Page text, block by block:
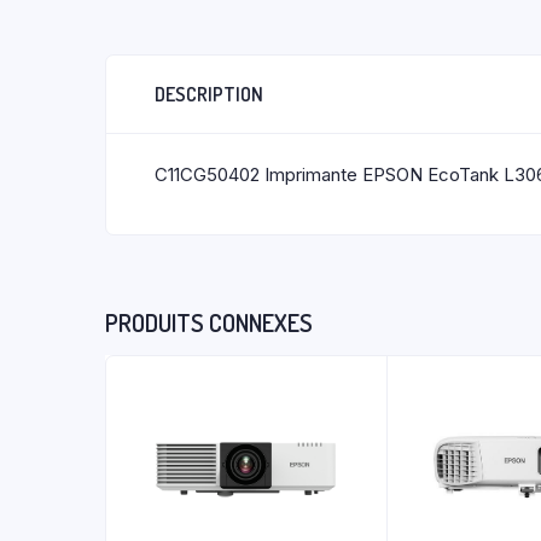
DESCRIPTION
C11CG50402 Imprimante EPSON EcoTank
PRODUITS CONNEXES